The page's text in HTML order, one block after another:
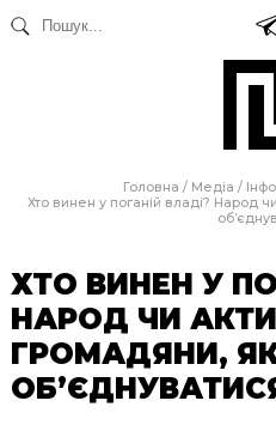
Головна / Медіа /
Хто винен у поганій владі? Народ
ХТО ВИНЕН У
НАРОД ЧИ
ГРОМАДЯНИ,